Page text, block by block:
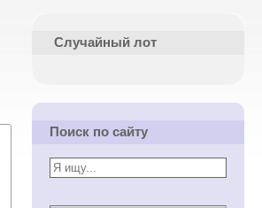
Случайный лот
Поиск по сайту